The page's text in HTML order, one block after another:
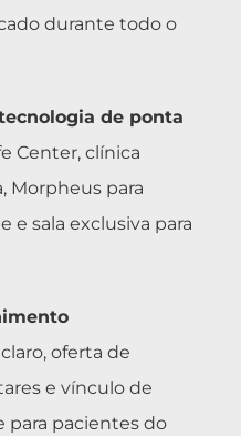
durante todo o
de ponta
Center, clínica
Morpheus para
e sala exclusiva para
oferta de
e vínculo de
para pacientes do